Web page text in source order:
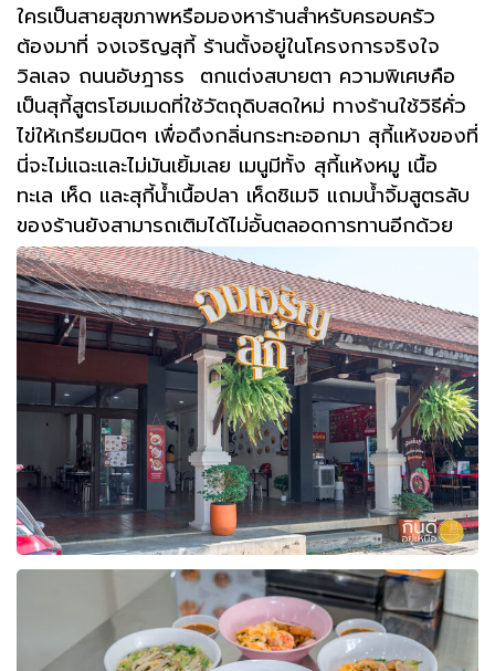
ใครเป็นสายสุขภาพหรือมองหาร้านสำหรับครอบครัว
ต้องมาที่ จงเจริญสุกี้ ร้านตั้งอยู่ในโครงการจริงใจ
วิลเลจ ถนนอัษฎาธร ตกแต่งสบายตา ความพิเศษคือ
เป็นสุกี้สูตรโฮมเมดที่ใช้วัตถุดิบสดใหม่ ทางร้านใช้วิธีคั่ว
ไข่ให้เกรียมนิดๆ เพื่อดึงกลิ่นกระทะออกมา สุกี้แห้งของที่
นี่จะไม่แฉะและไม่มันเยิ้มเลย เมนูมีทั้ง สุกี้แห้งหมู เนื้อ
ทะเล เห็ด และสุกี้น้ำเนื้อปลา เห็ดชิเมจิ แถมน้ำจิ้มสูตรลับ
ของร้านยังสามารถเติมได้ไม่อั้นตลอดการทานอีกด้วย